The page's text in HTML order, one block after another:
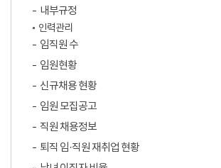
내부규정
인력관리
임직원 수
임원현황
신규채용 현황
임원 모집공고
직원 채용정보
퇴직 임·직원 재취업 현황